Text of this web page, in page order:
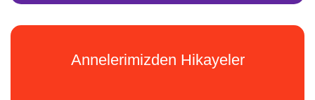
Annelerimizden Hikayeler